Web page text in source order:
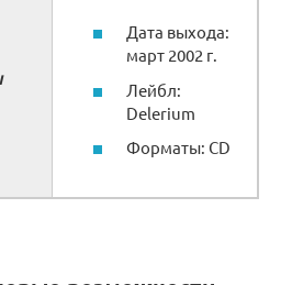
Дата выхода:
март 2002 г.
Лейбл:
Delerium
Форматы: CD